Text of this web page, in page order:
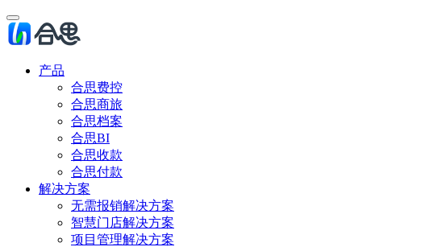
产品
合思费控
合思商旅
合思档案
合思BI
合思收款
合思付款
解决方案
无需报销解决方案
智慧门店解决方案
项目管理解决方案